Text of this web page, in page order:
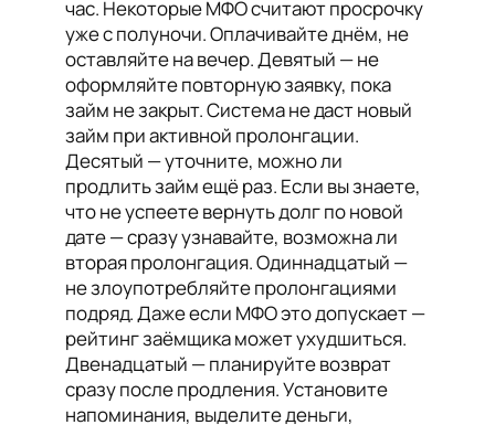
час. Некоторые МФО считают просрочку
уже с полуночи. Оплачивайте днём, не
оставляйте на вечер. Девятый — не
оформляйте повторную заявку, пока
займ не закрыт. Система не даст новый
займ при активной пролонгации.
Десятый — уточните, можно ли
продлить займ ещё раз. Если вы знаете,
что не успеете вернуть долг по новой
дате — сразу узнавайте, возможна ли
вторая пролонгация. Одиннадцатый —
не злоупотребляйте пролонгациями
подряд. Даже если МФО это допускает —
рейтинг заёмщика может ухудшиться.
Двенадцатый — планируйте возврат
сразу после продления. Установите
напоминания, выделите деньги,